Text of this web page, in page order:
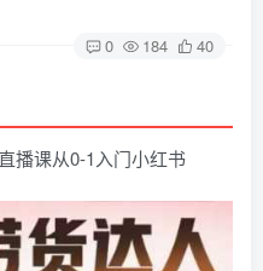
0 184 40
播课从0-1入门小红书